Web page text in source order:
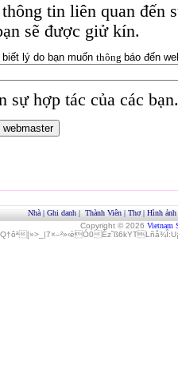
tin liên quan đến
sẽ được giử kín.
lý do bạn muốn thông báo đến
sự hợp tác của các bạn.
Nhà | Ghi danh | Thành Viên | Thơ| Hình ảnh
Copyright © 2026 Vietnam
[»>_|7×–²»‹èÓ0